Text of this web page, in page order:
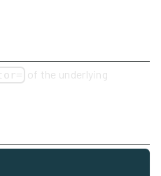
of the underlying